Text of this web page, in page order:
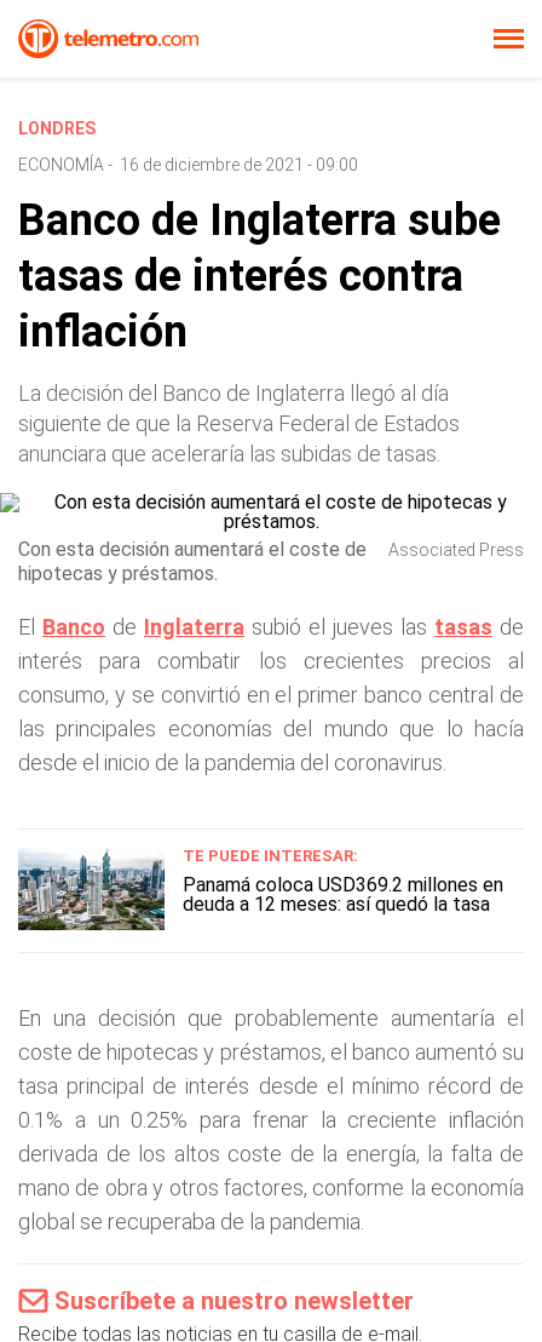
LONDRES
ECONOMÍA - 16 de diciembre de 2021 - 09:00
Banco de Inglaterra sube
tasas de interés contra
inflación
La decisión del Banco de Inglaterra llegó al día
siguiente de que la Reserva Federal de Estados
anunciara que aceleraría las subidas de tasas.
Con esta decisión aumentará el coste de
hipotecas y préstamos.
Associated Press
El Banco de Inglaterra subió el jueves las tasas de
interés para combatir los crecientes precios al
consumo, y se convirtió en el primer banco central de
las principales economías del mundo que lo hacía
desde el inicio de la pandemia del coronavirus.
TE PUEDE INTERESAR:
Panamá coloca USD369.2 millones en
deuda a 12 meses: así quedó la tasa
En una decisión que probablemente aumentaría el
coste de hipotecas y préstamos, el banco aumentó su
tasa principal de interés desde el mínimo récord de
0.1% a un 0.25% para frenar la creciente inflación
derivada de los altos coste de la energía, la falta de
mano de obra y otros factores, conforme la economía
global se recuperaba de la pandemia.
Suscríbete a nuestro newsletter
Recibe todas las noticias en tu casilla de e-mail.